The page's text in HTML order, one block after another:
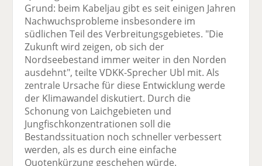
Grund: beim Kabeljau gibt es seit einigen Jahren
Nachwuchsprobleme insbesondere im
südlichen Teil des Verbreitungsgebietes. "Die
Zukunft wird zeigen, ob sich der
Nordseebestand immer weiter in den Norden
ausdehnt", teilte VDKK-Sprecher Ubl mit. Als
zentrale Ursache für diese Entwicklung werde
der Klimawandel diskutiert. Durch die
Schonung von Laichgebieten und
Jungfischkonzentrationen soll die
Bestandssituation noch schneller verbessert
werden, als es durch eine einfache
Quotenkürzung geschehen würde.